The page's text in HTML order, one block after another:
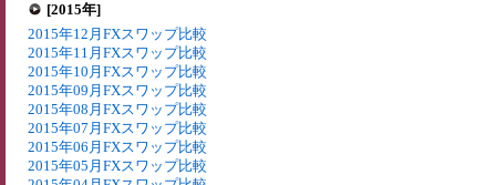
[2015年]
2015年12月FXスワップ比較
2015年11月FXスワップ比較
2015年10月FXスワップ比較
2015年09月FXスワップ比較
2015年08月FXスワップ比較
2015年07月FXスワップ比較
2015年06月FXスワップ比較
2015年05月FXスワップ比較